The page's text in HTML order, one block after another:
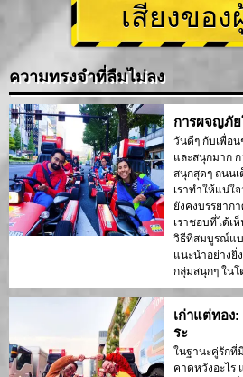
เสียงของ
ความทรงจำที่ลืมไม่ลง
การผจญภัย
วันดีๆ กับเพื่อน
และสนุกมาก
สนุกสุดๆ ถนน
เราทำให้แน่ใ
ยังคงบรรยาก
เราชอบที่ได้เ
วิธีที่สมบูรณ์แบ
แนะนำอย่างยิ่
กลุ่มสนุกๆ ในโ
เก่าแต่ทอง
ระ
ในฐานะคู่รักที่
คาดหวังอะไร